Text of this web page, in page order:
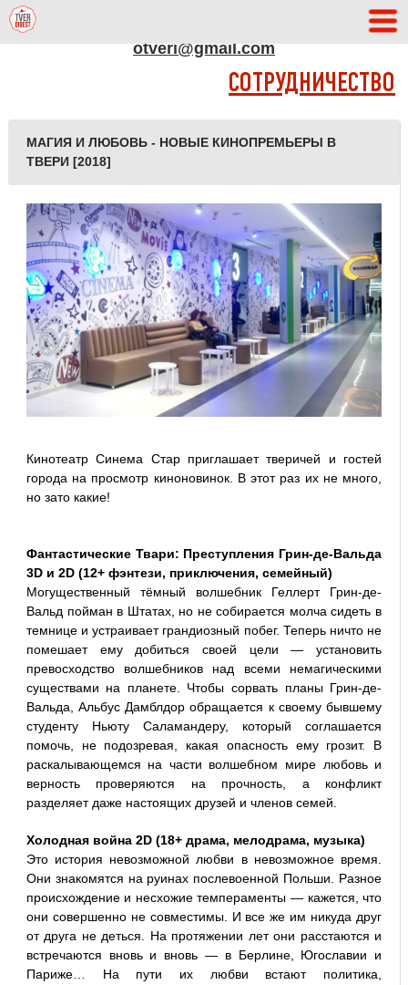
otveri@gmail.com
СОТРУДНИЧЕСТВО
МАГИЯ И ЛЮБОВЬ - НОВЫЕ КИНОПРЕМЬЕРЫ В
ТВЕРИ [2018]
Кинотеатр Синема Стар приглашает тверичей и гостей
города на просмотр киноновинок. В этот раз их не много,
но зато какие!
Фантастические Твари: Преступления Грин-де-Вальда
3D и 2D (12+ фэнтези, приключения, семейный)
Могущественный тёмный волшебник Геллерт Грин-де-
Вальд пойман в Штатах, но не собирается молча сидеть в
темнице и устраивает грандиозный побег. Теперь ничто не
помешает ему добиться своей цели — установить
превосходство волшебников над всеми немагическими
существами на планете. Чтобы сорвать планы Грин-де-
Вальда, Альбус Дамблдор обращается к своему бывшему
студенту Ньюту Саламандеру, который соглашается
помочь, не подозревая, какая опасность ему грозит. В
раскалывающемся на части волшебном мире любовь и
верность проверяются на прочность, а конфликт
разделяет даже настоящих друзей и членов семей.
Холодная война 2D (18+ драма, мелодрама, музыка)
Это история невозможной любви в невозможное время.
Они знакомятся на руинах послевоенной Польши. Разное
происхождение и несхожие темпераменты — кажется, что
они совершенно не совместимы. И все же им никуда друг
от друга не деться. На протяжении лет они расстаются и
встречаются вновь и вновь — в Берлине, Югославии и
Париже… На пути их любви встают политика,